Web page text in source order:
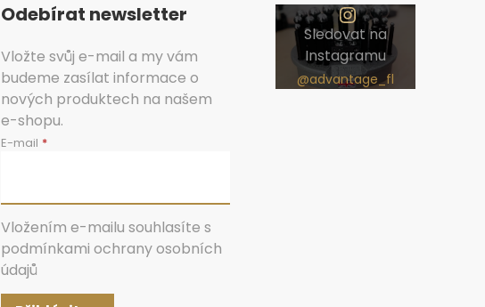
Odebírat newsletter
Vložte svůj e-mail a my vám
budeme zasílat informace o
nových produktech na našem
e-shopu.
E-mail
Vložením e-mailu souhlasíte s
podmínkami ochrany osobních
údajů
Sledovat na
Instagramu